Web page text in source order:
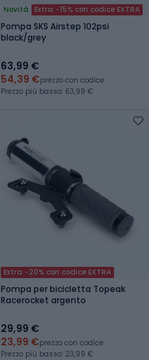
Novità Extra -15% con codice EXTRA
Pompa SKS Airstep 102psi
black/grey
63,99 €
54,39 €prezzo con codice
Prezzo più basso: 63,99 €
Extra -20% con codice EXTRA
Pompa per bicicletta Topeak
Racerocket argento
29,99 €
23,99 €prezzo con codice
Prezzo più basso: 23,99 €